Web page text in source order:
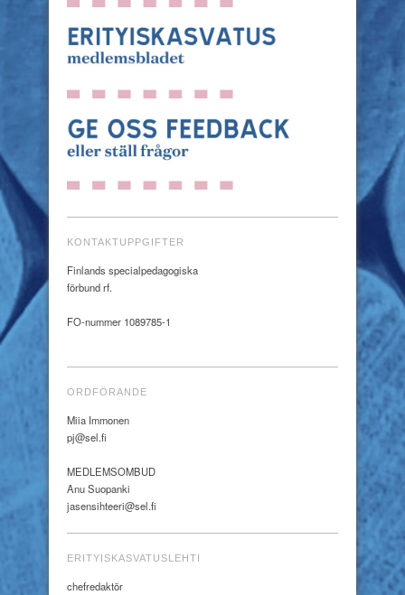
KONTAKTUPPGIFTER
Finlands specialpedagogiska
förbund rf.
FO-nummer 1089785-1
ORDFÖRANDE
Miia Immonen
pj@sel.fi
MEDLEMSOMBUD
Anu Suopanki
jasensihteeri@sel.fi
ERITYISKASVATUSLEHTI
chefredaktör